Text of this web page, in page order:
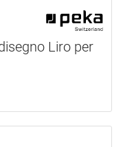
Liro per